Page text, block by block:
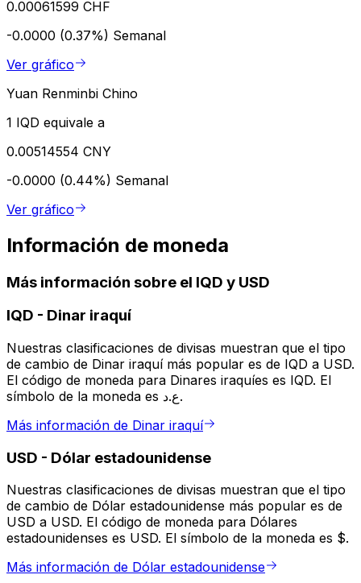
0.00061599 CHF
-0.0000 (0.37%) Semanal
Ver gráfico
Yuan Renminbi Chino
1 IQD equivale a
0.00514554 CNY
-0.0000 (0.44%) Semanal
Ver gráfico
Información de moneda
Más información sobre el IQD y USD
IQD - Dinar iraquí
Nuestras clasificaciones de divisas muestran que el tipo
de cambio de Dinar iraquí más popular es de IQD a USD.
El código de moneda para Dinares iraquíes es IQD. El
símbolo de la moneda es ع.د.
Más información de Dinar iraquí
USD - Dólar estadounidense
Nuestras clasificaciones de divisas muestran que el tipo
de cambio de Dólar estadounidense más popular es de
USD a USD. El código de moneda para Dólares
estadounidenses es USD. El símbolo de la moneda es $.
Más información de Dólar estadounidense